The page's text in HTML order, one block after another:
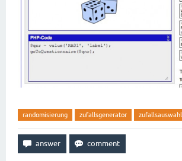
randomisierung zufallsgenerator zufallsauswahl